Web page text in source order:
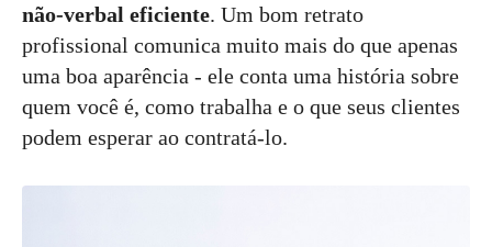
não-verbal eficiente. Um bom retrato
profissional comunica muito mais do que apenas
uma boa aparência - ele conta uma história sobre
quem você é, como trabalha e o que seus clientes
podem esperar ao contratá-lo.